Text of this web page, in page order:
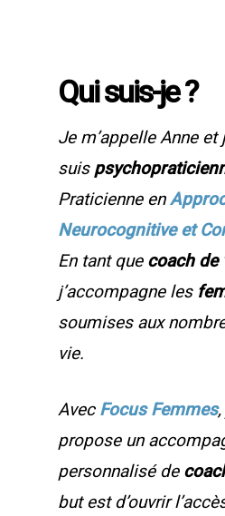
Qui suis-je ?
Je m’appelle Anne et
suis
Praticienne en
Neurocognitive et
En tant quecoach de
j’accompagne les
soumises aux
vie.
AvecFocus Femmes
propose un
personnalisé de
but est d’ouvrir